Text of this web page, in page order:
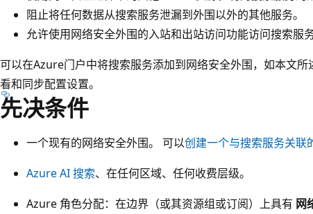
阻止将任何数据从搜索服务泄漏到外围以外的其他服务。
允许使用网络安全外围的入站和出站访问功能访问搜索服务
可以在Azure门户中将搜索服务添加到网络安全外围，如本文所
看和同步配置设置。
先决条件
一个现有的网络安全外围。 可以创建一个与搜索服务关联
Azure AI 搜索、在任何区域、任何收费层级。
Azure 角色分配：在边界（或其资源组或订阅）上具有 网